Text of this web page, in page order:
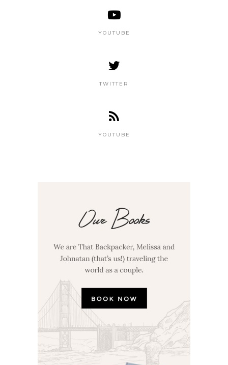
YOUTUBE
TWITTER
YOUTUBE